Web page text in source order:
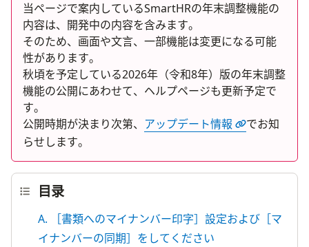
当ページで案内しているSmartHRの年末調整機能の
内容は、開発中の内容を含みます。
そのため、画面や文言、一部機能は変更になる可能
性があります。
秋頃を予定している2026年（令和8年）版の年末調整
機能の公開にあわせて、ヘルプページも更新予定で
す。
公開時期が決まり次第、 アップデート情報
でお知
らせします。
目录
A. ［書類へのマイナンバー印字］設定および［マ
イナンバーの同期］をしてください